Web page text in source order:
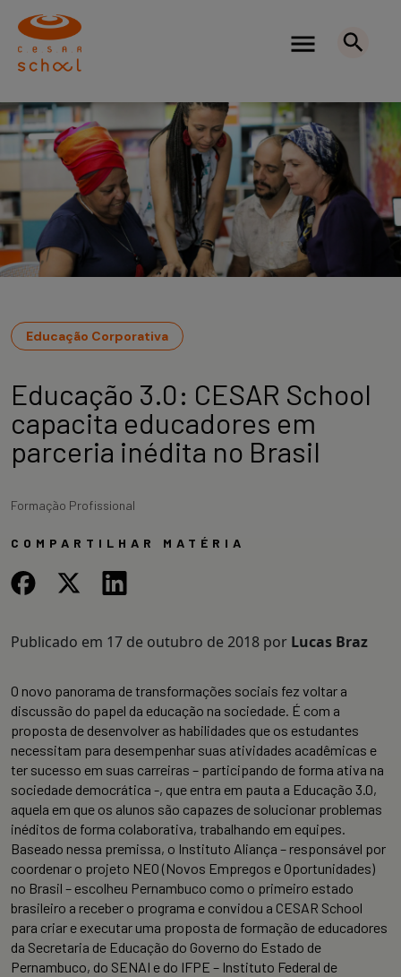
Educação Corporativa
Educação 3.0: CESAR School
capacita educadores em
parceria inédita no Brasil
Formação Profissional
COMPARTILHAR MATÉRIA
Publicado em 17 de outubro de 2018 por Lucas Braz
O novo panorama de transformações sociais fez voltar a
discussão do papel da educação na sociedade. É com a
proposta de desenvolver as habilidades que os estudantes
necessitam para desempenhar suas atividades acadêmicas e
ter sucesso em suas carreiras – participando de forma ativa na
sociedade democrática -, que entra em pauta a Educação 3.0,
aquela em que os alunos são capazes de solucionar problemas
inéditos de forma colaborativa, trabalhando em equipes.
Baseado nessa premissa, o Instituto Aliança – responsável por
coordenar o projeto NEO (Novos Empregos e Oportunidades)
no Brasil – escolheu Pernambuco como o primeiro estado
brasileiro a receber o programa e convidou a CESAR School
para criar e executar uma proposta de formação de educadores
da Secretaria de Educação do Governo do Estado de
Pernambuco, do SENAI e do IFPE – Instituto Federal de